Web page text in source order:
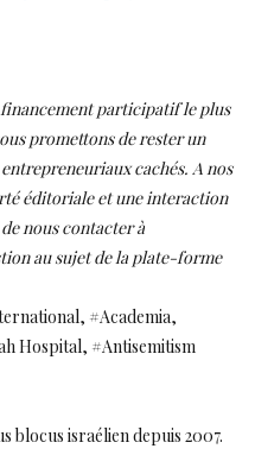
participatif le plus
promettons de rester un
cachés. A nos
éditoriale et une interaction
nous contacter à
au sujet de la plate-forme
#Academia,
Hospital, #Antisemitism
blocus israélien depuis 2007.